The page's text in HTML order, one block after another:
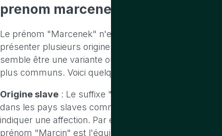
prenom marcenek
Le prénom "Marcenek" n'est pas courant et peut
présenter plusieurs origines possibles, bien qu'il
semble être une variante ou une dérivation de noms
plus communs. Voici quelques pistes à explorer :
Origine slave : Le suffixe "-ek" est souvent utilisé
dans les pays slaves comme diminutif ou pour
indiquer une affection. Par exemple, en polonais, le
prénom "Marcin" est l'équivalent de "Martin" et